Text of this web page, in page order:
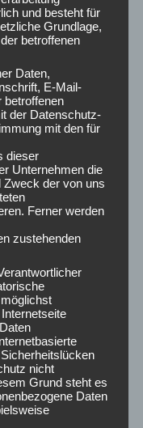
von
wird. Wir leiten die
kennen und verstehen
für den
der „neuen
und Vorgaben hin zu
Körpers und
sie alle Infos zu den
Auf neuen Wegen
und besteht für
Grundlage,
betroffenen
Daten,
E-Mail-
betroffenen
der Datenschutz-
mit den für
dieser
Unternehmen die
Zweck der von uns
Ferner werden
zustehenden
nicht
Grund steht es
Daten